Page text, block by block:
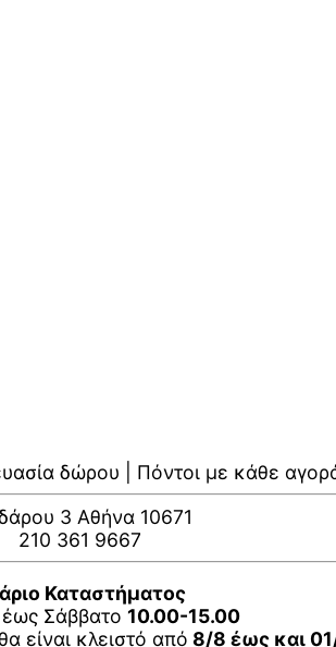
δώρου | Πόντοι με κάθε
3 Αθήνα 10671
210 361 9667
Καταστήματος
Σάββατο 10.00-15.00
είναι κλειστό από 8/8 έως και